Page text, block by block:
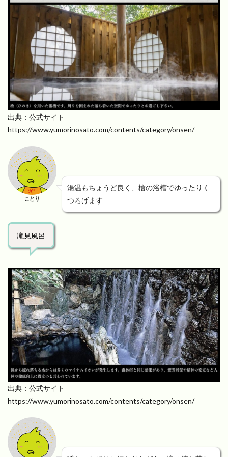
出典：公式サイト
https://www.yumorinosato.com/contents/category/onsen/
ことり
湯温もちょうど良く、檜の浴槽でゆったりく
つろげます
滝見風呂
出典：公式サイト
https://www.yumorinosato.com/contents/category/onsen/